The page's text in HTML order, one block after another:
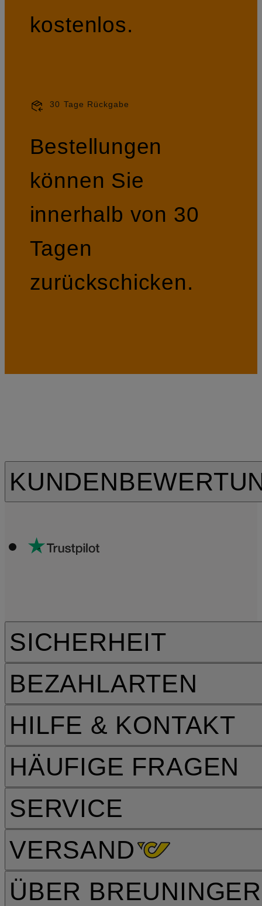
kostenlos.
30 Tage Rückgabe
Bestellungen
können Sie
innerhalb von 30
Tagen
zurückschicken.
HILFE & KONTAKT
HÄUFIGE FRAGEN
SERVICE
VERSAND
SICHERHEIT
BEZAHLARTEN
ÜBER BREUNINGER